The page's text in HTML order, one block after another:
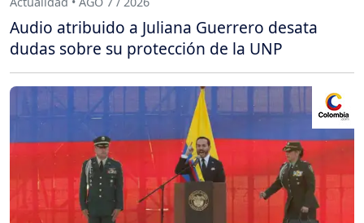
Audio atribuido a Juliana Guerrero desata
dudas sobre su protección de la UNP